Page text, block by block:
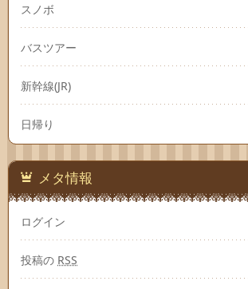
スノボ
バスツアー
新幹線(JR)
日帰り
メタ情報
ログイン
投稿の RSS